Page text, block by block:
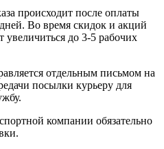
происходит после оплаты
Во время скидок и акций
увеличиться до 3-5 рабочих
отдельным письмом на
посылки курьеру для
компании обязательно